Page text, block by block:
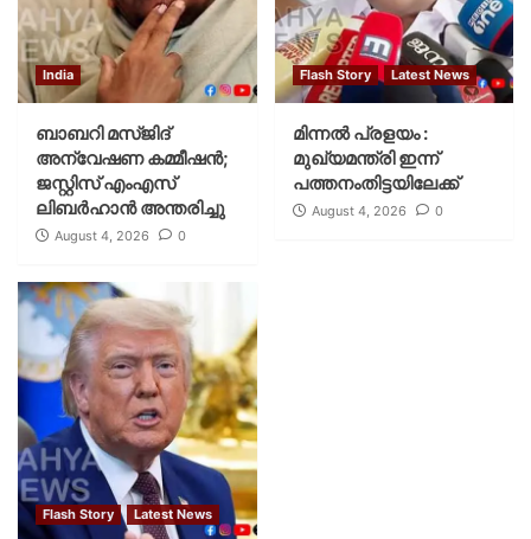
India
ബാബറി മസ്ജിദ്
അന്വേഷണ കമ്മീഷന്‍;
ജസ്റ്റിസ് എംഎസ്
ലിബര്‍ഹാന്‍ അന്തരിച്ചു
August 4, 2026 0
Flash Story Latest News
മിന്നല്‍ പ്രളയം :
മുഖ്യമന്ത്രി ഇന്ന്
പത്തനംതിട്ടയിലേക്ക്
August 4, 2026 0
Flash Story Latest News